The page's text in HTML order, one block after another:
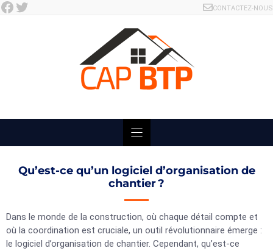
Skip
Facebook Twitter CONTACTEZ-NOUS
Qu’est-ce qu’un logiciel d’organisation de
chantier ?
Dans le monde de la construction, où chaque détail compte et
où la coordination est cruciale, un outil révolutionnaire émerge :
le logiciel d’organisation de chantier. Cependant, qu’est-ce